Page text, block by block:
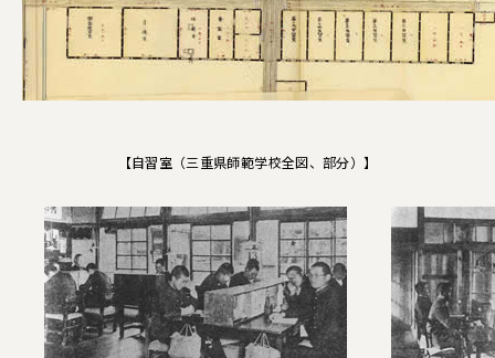
【自習室（三重県師範学校全図、部分）】